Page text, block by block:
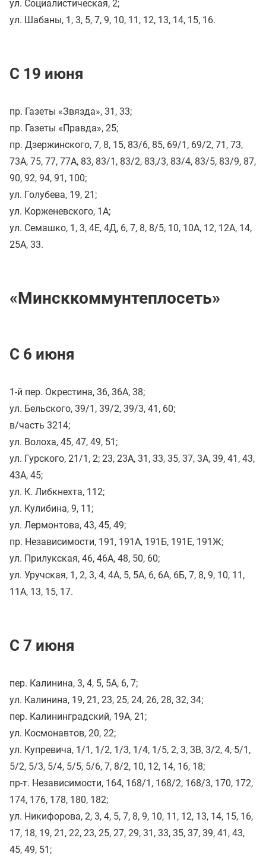
ул. Социалистическая, 2;
ул. Шабаны, 1, 3, 5, 7, 9, 10, 11, 12, 13, 14, 15, 16.
С 19 июня
пр. Газеты «Звязда», 31, 33;
пр. Газеты «Правда», 25;
пр. Дзержинского, 7, 8, 15, 83/6, 85, 69/1, 69/2, 71, 73,
73А, 75, 77, 77А, 83, 83/1, 83/2, 83,/3, 83/4, 83/5, 83/9, 87,
90, 92, 94, 91, 100;
ул. Голубева, 19, 21;
ул. Корженевского, 1А;
ул. Семашко, 1, 3, 4Е, 4Д, 6, 7, 8, 8/5, 10, 10А, 12, 12А, 14,
25А, 33.
«Минсккоммунтеплосеть»
С 6 июня
1-й пер. Окрестина, 36, 36А, 38;
ул. Бельского, 39/1, 39/2, 39/3, 41, 60;
в/часть 3214;
ул. Волоха, 45, 47, 49, 51;
ул. Гурского, 21/1, 2; 23, 23А, 31, 33, 35, 37, 3А, 39, 41, 43,
43А, 45;
ул. К. Либкнехта, 112;
ул. Кулибина, 9, 11;
ул. Лермонтова, 43, 45, 49;
пр. Независимости, 191, 191А, 191Б, 191Е, 191Ж;
ул. Прилукская, 46, 46А, 48, 50, 60;
ул. Уручская, 1, 2, 3, 4, 4А, 5, 5А, 6, 6А, 6Б, 7, 8, 9, 10, 11,
11А, 13, 15, 17.
С 7 июня
пер. Калинина, 3, 4, 5, 5А, 6, 7;
ул. Калинина, 19, 21, 23, 25, 24, 26, 28, 32, 34;
пер. Калининградский, 19А, 21;
ул. Космонавтов, 20, 22;
ул. Купревича, 1/1, 1/2, 1/3, 1/4, 1/5, 2, 3, 3В, 3/2, 4, 5/1,
5/2, 5/3, 5/4, 5/5, 5/6, 7, 8/2, 10, 12, 14, 16, 18;
пр-т. Независимости, 164, 168/1, 168/2, 168/3, 170, 172,
174, 176, 178, 180, 182;
ул. Никифорова, 2, 3, 4, 5, 7, 8, 9, 10, 11, 12, 13, 14, 15, 16,
17, 18, 19, 21, 22, 23, 25, 27, 29, 31, 33, 35, 37, 39, 41, 43,
45, 49, 51;